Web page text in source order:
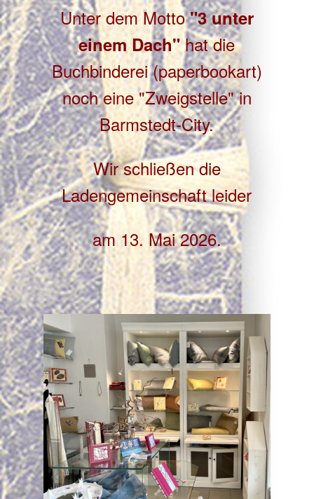
Unter dem Motto"3 unter
einem Dach"hat die
Buchbinderei (paperbookart)
noch eine "Zweigstelle" in
Barmstedt-City.
Wir schließen die
Ladengemeinschaft leider
am 13. Mai 2026.